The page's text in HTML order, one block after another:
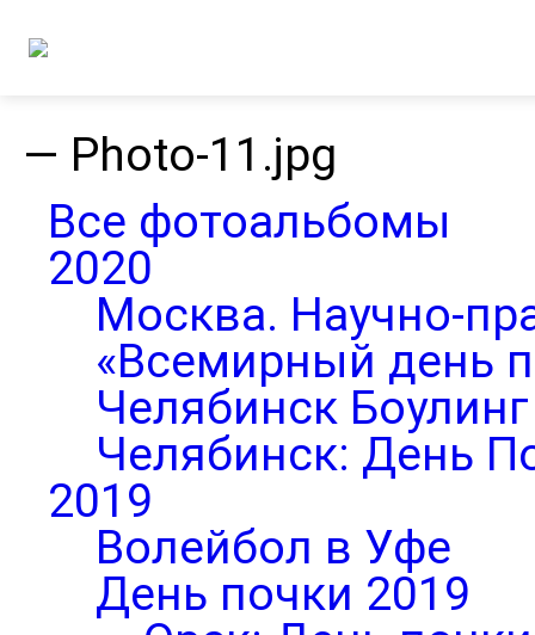
— Photo-11.jpg
Все фотоальбомы
2020
Москва. Научно-
«Всемирный день
Челябинск
Челябинск: День
2019
Волейбол в Уфе
День почки 2019